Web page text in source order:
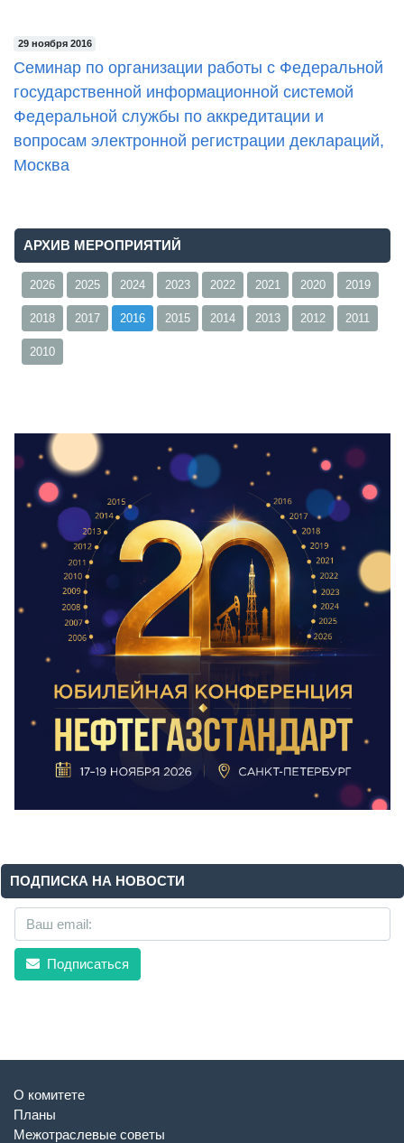
29 ноября 2016
Семинар по организации работы с Федеральной
государственной информационной системой
Федеральной службы по аккредитации и
вопросам электронной регистрации деклараций,
Москва
АРХИВ МЕРОПРИЯТИЙ
2026 2025 2024 2023 2022 2021 2020 2019
2018 2017 2016 2015 2014 2013 2012 2011
2010
ПОДПИСКА НА НОВОСТИ
Подписаться
О комитете
Планы
Межотраслевые советы